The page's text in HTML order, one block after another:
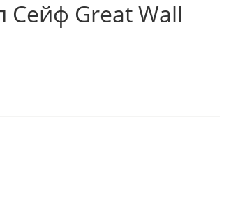
Сейф Great Wall